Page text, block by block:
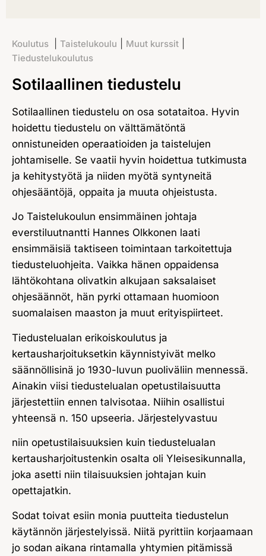
Koulutus Taistelukoulu Muut kurssit
Tiedustelukoulutus
Sotilaallinen tiedustelu
Sotilaallinen tiedustelu on osa sotataitoa. Hyvin
hoidettu tiedustelu on välttämätöntä
onnistuneiden operaatioiden ja taistelujen
johtamiselle. Se vaatii hyvin hoidettua tutkimusta
ja kehitystyötä ja niiden myötä syntyneitä
ohjesääntöjä, oppaita ja muuta ohjeistusta.
Jo Taistelukoulun ensimmäinen johtaja
everstiluutnantti Hannes Olkkonen laati
ensimmäisiä taktiseen toimintaan tarkoitettuja
tiedusteluohjeita. Vaikka hänen oppaidensa
lähtökohtana olivatkin alkujaan saksalaiset
ohjesäännöt, hän pyrki ottamaan huomioon
suomalaisen maaston ja muut erityispiirteet.
Tiedustelualan erikoiskoulutus ja
kertausharjoituksetkin käynnistyivät melko
säännöllisinä jo 1930-luvun puoliväliin mennessä.
Ainakin viisi tiedustelualan opetustilaisuutta
järjestettiin ennen talvisotaa. Niihin osallistui
yhteensä n. 150 upseeria. Järjestelyvastuu
niin opetustilaisuuksien kuin tiedustelualan
kertausharjoitustenkin osalta oli Yleisesikunnalla,
joka asetti niin tilaisuuksien johtajan kuin
opettajatkin.
Sodat toivat esiin monia puutteita tiedustelun
käytännön järjestelyissä. Niitä pyrittiin korjaamaan
jo sodan aikana rintamalla yhtymien pitämissä